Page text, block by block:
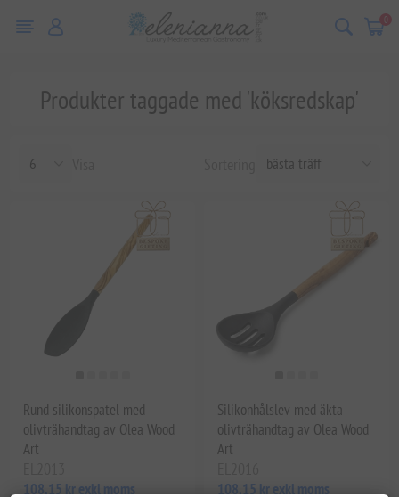
0
Produkter taggade med 'köksredskap'
Rund silikonspatel med
olivträhandtag av Olea Wood
Art
108,15 kr exkl moms
Silikonhålslev med äkta
olivträhandtag av Olea Wood
Art
108,15 kr exkl moms